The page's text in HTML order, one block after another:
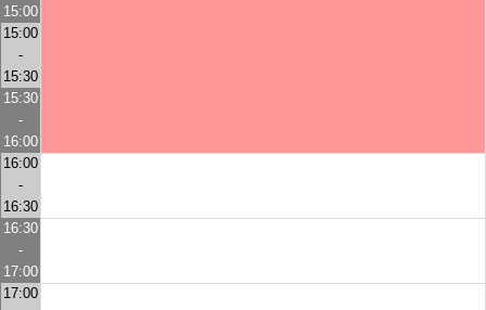
15:00
15:00
-
15:30
15:30
-
16:00
16:00
-
16:30
16:30
-
17:00
17:00